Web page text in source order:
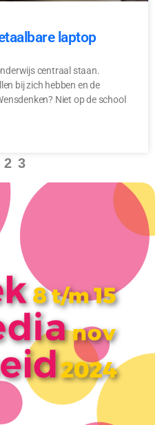
laptop
centraal staan.
bij zich hebben en de
Niet op de school
2 3